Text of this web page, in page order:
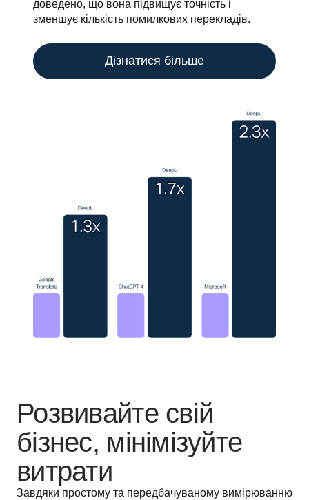
доведено, що вона підвищує точність і
зменшує кількість помилкових перекладів.
Дізнатися більше
Розвивайте свій
бізнес, мінімізуйте
витрати
Завдяки простому та передбачуваному вимірюванню